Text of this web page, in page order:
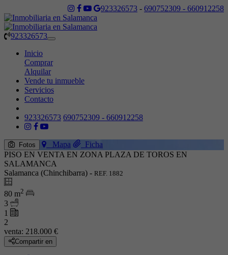
923326573 - 690752309 - 660912258
923326573
Toggle
Inicio
Comprar
Alquilar
Vende tu inmueble
Servicios
Contacto
923326573 690752309 - 660912258
Fotos Mapa
Ficha
PISO EN VENTA EN ZONA PLAZA DE TOROS EN
SALAMANCA
Salamanca (Chinchibarra) - REF. 1882
80 m2
3
1
2
venta: 218.000 €
Compartir en